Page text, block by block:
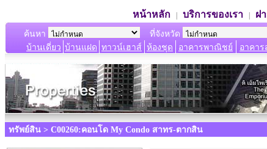
หน้าหลัก บริการของเรา ฝ
ค้นหา ที่จังหวัด
บ้านเดี่ยว บ้านแฝด ทาวน์เฮาส์ ห้องชุด อาคารพาณิชย์ อาคา
ทรัพย์สิน > C00260:คอนโด My Condo สาทร-ตากสิน